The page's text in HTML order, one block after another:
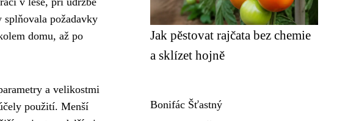
požadavky
domu, až po
a velikostmi
použití. Menší
Jak pěstovat rajčata bez chemie
a sklízet hojně
Bonifác Šťastný